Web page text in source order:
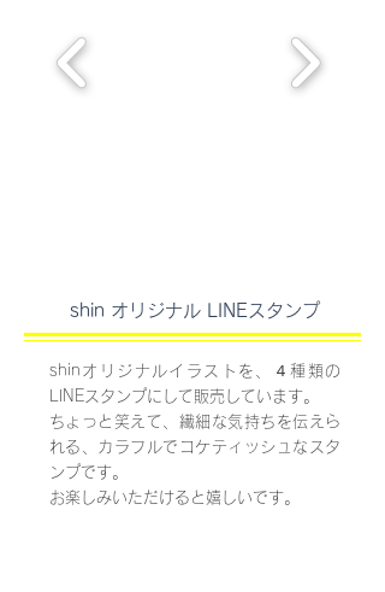
shinオリジナルイラストを、４種類の
LINEスタンプにして販売しています。
ちょっと笑えて、繊細な気持ちを伝えら
れる、カラフルでコケティッシュなスタ
ンプです。
お楽しみいただけると嬉しいです。
shin オリジナル LINEスタンプ